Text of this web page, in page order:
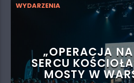
WYDARZENIA
„OPERACJA
SERCU
MOSTY W